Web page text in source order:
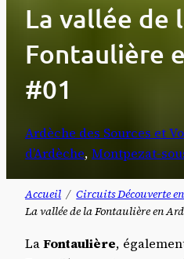
La vallée de
Fontaulière
#01
Ardèche des Sources et
d’Ardèche, Montpezat-
Accueil
Circuits Découverte
La vallée de la Fontaulière en
LaFontaulière,